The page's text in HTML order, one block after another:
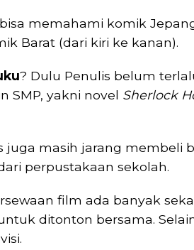
memahami komik
Barat (dari kiri ke kanan).
? Dulu Penulis belum
SMP, yakni novel Sherlock
juga masih jarang membeli
perpustakaan sekolah.
film ada banyak
ditonton bersama.